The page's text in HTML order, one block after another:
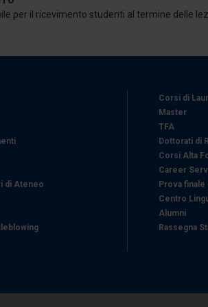
per il ricevimento studenti al termine delle
di Ateneo
Corsi di
Master
TFA
Dottorati di
Corsi Alta
Career
Prova
Centro
Alumni
Rassegna